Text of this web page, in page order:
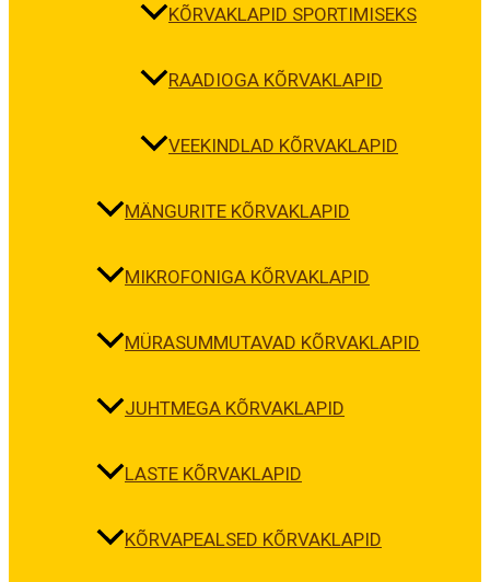
KÕRVAKLAPID SPORTIMISEKS
RAADIOGA KÕRVAKLAPID
VEEKINDLAD KÕRVAKLAPID
MÄNGURITE KÕRVAKLAPID
MIKROFONIGA KÕRVAKLAPID
MÜRASUMMUTAVAD KÕRVAKLAPID
JUHTMEGA KÕRVAKLAPID
LASTE KÕRVAKLAPID
KÕRVAPEALSED KÕRVAKLAPID